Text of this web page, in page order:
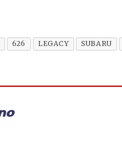
626 LEGACY SUBARU